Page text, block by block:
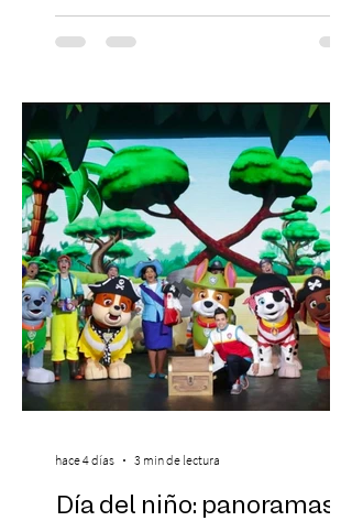
para mejorar los procesos de selección
laboral en Chile. En un contexto donde el
experiencias laborales forman parte de la
realidad de miles de trabajadores, Trabajo
de Monos – Reflexiones de la Selva
Corporativa, del autor Mauricio Eduardo
Medina, ha trascendido el ámbito editorial
Día del niño: panoramas
hace 4 días 3 min de lectura